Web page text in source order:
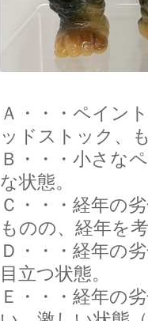
Ａ・・・ペイン
ッドストック、
Ｂ・・・小さな
な状態。
Ｃ・・・経年の
ものの、経年を
Ｄ・・・経年の
目立つ状態。
Ｅ・・・経年の